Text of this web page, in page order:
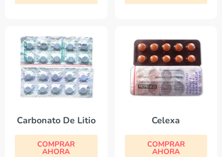
Carbonato De Litio
COMPRAR
AHORA
Celexa
COMPRAR
AHORA